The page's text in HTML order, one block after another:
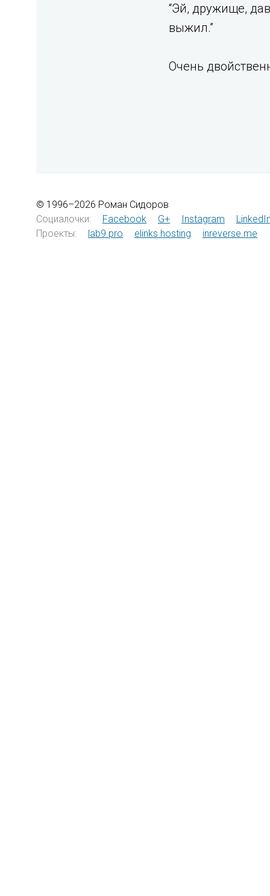
“Эй, дружище,
выжил.”
Очень
© 1996–2026 Роман Сидоров
Социалочки:
Facebook G+ Instagram
Проекты:
lab9.pro elinks.hosting inreverse.me